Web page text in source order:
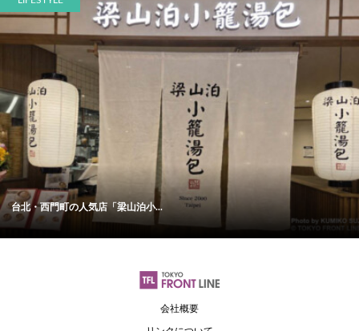
台北・西門町の人気店「梁山泊小...
会社概要